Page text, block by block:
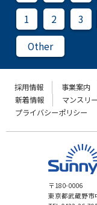
1
2 3
Other
採用情報 事業案内
新着情報
マンスリ
プライバシーポリシー
〒180-0006
東京都武蔵野市